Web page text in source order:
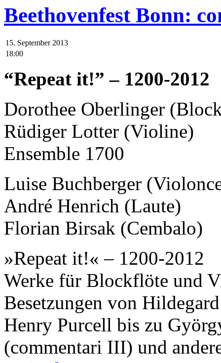
Beethovenfest Bonn:
15. September 2013
18:00
“Repeat it!” – 1200-2012
Dorothee Oberlinger
Rüdiger Lotter (Violine)
Ensemble 1700
Luise Buchberger
André Henrich (Laute)
Florian Birsak (Cembalo)
»Repeat it!« – 1200-2012
Werke für Blockflöte und
Besetzungen von
Henry Purcell bis zu
(commentari III) und